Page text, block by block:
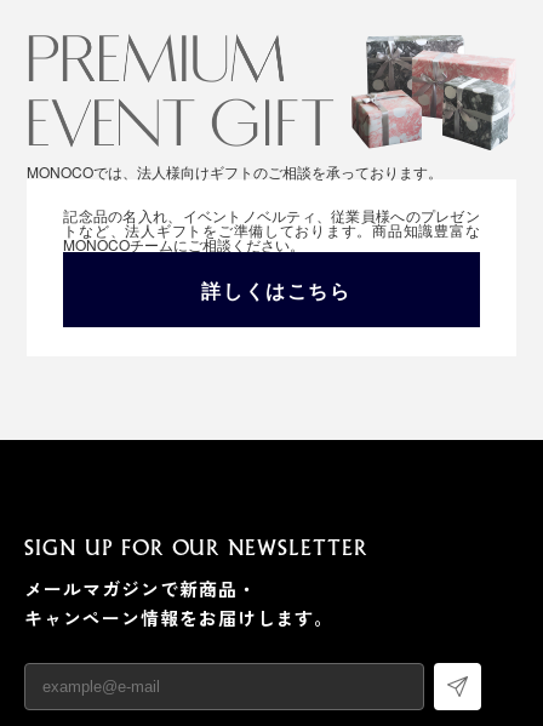
MONOCOでは、法人様向けギフトのご相談を承っております。
記念品の名入れ、イベントノベルティ、従業員様へのプレゼン
トなど、法人ギフトをご準備しております。商品知識豊富な
MONOCOチームにご相談ください。
詳しくはこちら
SIGN UP FOR OUR NEWSLETTER
メールマガジンで新商品・
キャンペーン情報をお届けします。